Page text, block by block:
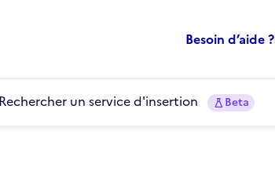
Besoin d’aide ?
Rechercher un service d'insertion Beta